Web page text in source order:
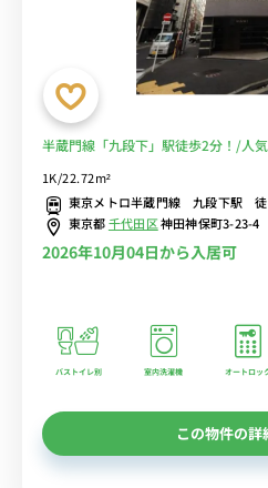
半蔵門線「九段下」駅徒歩2分！/人
のんびりと♪/■選べるWi-Fi格安レン
1K/22.72m²
東京メトロ半蔵門線 九段下駅 徒
東京都千代田区神田神保町3-23-4
2026年10月04日から入居可
バストイレ別 室内洗濯機 オートロッ
この物件の詳